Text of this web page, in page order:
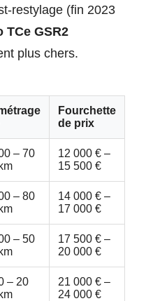
restylage (fin 2023
TCe GSR2
plus chers.
Fourchette
de prix
– 70
12 000 € –
15 500 €
– 80
14 000 € –
17 000 €
– 50
17 500 € –
20 000 €
– 20
21 000 € –
24 000 €